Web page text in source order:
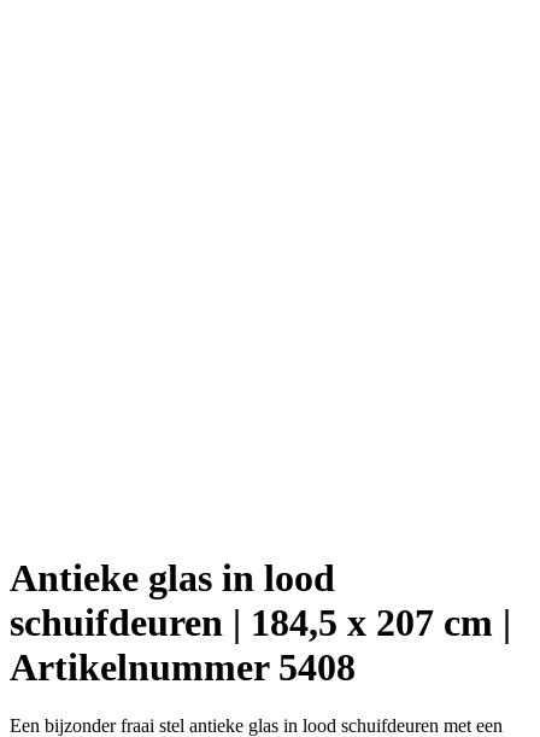
Antieke glas in lood
schuifdeuren | 184,5 x 207 cm |
Artikelnummer 5408
Een bijzonder fraai stel antieke glas in lood schuifdeuren met een